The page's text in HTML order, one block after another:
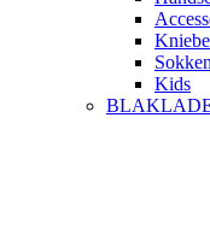
Sokken
Kids